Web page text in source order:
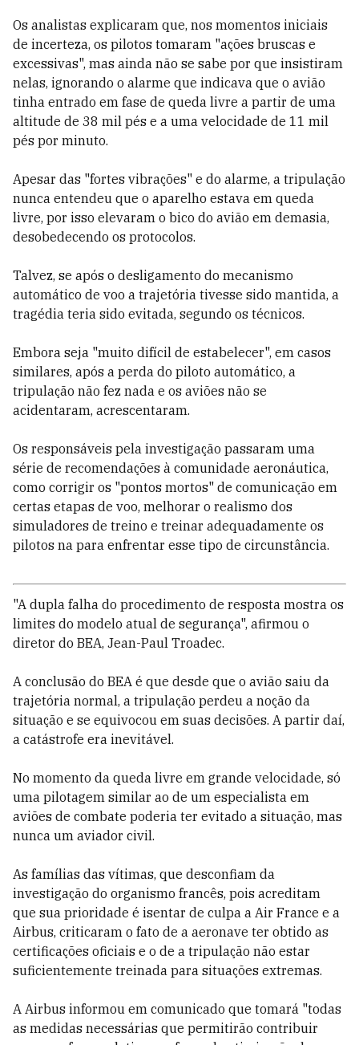
Os analistas explicaram que, nos momentos iniciais
de incerteza, os pilotos tomaram "ações bruscas e
excessivas", mas ainda não se sabe por que insistiram
nelas, ignorando o alarme que indicava que o avião
tinha entrado em fase de queda livre a partir de uma
altitude de 38 mil pés e a uma velocidade de 11 mil
pés por minuto.
Apesar das "fortes vibrações" e do alarme, a tripulação
nunca entendeu que o aparelho estava em queda
livre, por isso elevaram o bico do avião em demasia,
desobedecendo os protocolos.
Talvez, se após o desligamento do mecanismo
automático de voo a trajetória tivesse sido mantida, a
tragédia teria sido evitada, segundo os técnicos.
Embora seja "muito difícil de estabelecer", em casos
similares, após a perda do piloto automático, a
tripulação não fez nada e os aviões não se
acidentaram, acrescentaram.
Os responsáveis pela investigação passaram uma
série de recomendações à comunidade aeronáutica,
como corrigir os "pontos mortos" de comunicação em
certas etapas de voo, melhorar o realismo dos
simuladores de treino e treinar adequadamente os
pilotos na para enfrentar esse tipo de circunstância.
"A dupla falha do procedimento de resposta mostra os
limites do modelo atual de segurança", afirmou o
diretor do BEA, Jean-Paul Troadec.
A conclusão do BEA é que desde que o avião saiu da
trajetória normal, a tripulação perdeu a noção da
situação e se equivocou em suas decisões. A partir daí,
a catástrofe era inevitável.
No momento da queda livre em grande velocidade, só
uma pilotagem similar ao de um especialista em
aviões de combate poderia ter evitado a situação, mas
nunca um aviador civil.
As famílias das vítimas, que desconfiam da
investigação do organismo francês, pois acreditam
que sua prioridade é isentar de culpa a Air France e a
Airbus, criticaram o fato de a aeronave ter obtido as
certificações oficiais e o de a tripulação não estar
suficientemente treinada para situações extremas.
A Airbus informou em comunicado que tomará "todas
as medidas necessárias que permitirão contribuir